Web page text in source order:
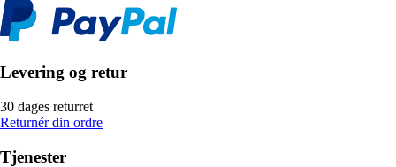
Levering og retur
30 dages returret
Returnér din ordre
Tjenester